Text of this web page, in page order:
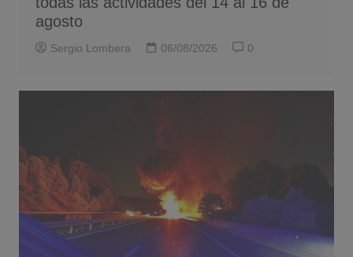
agosto
Sergio Lombera 06/08/2026 0